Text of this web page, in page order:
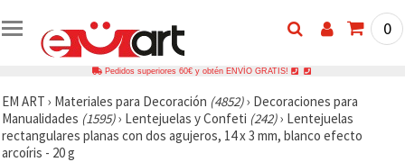
0
Pedidos superiores 60€ y obtén ENVÍO GRATIS!
EM ART › Materiales para Decoración (4852)› Decoraciones para
Manualidades (1595)› Lentejuelas y Confeti (242)› Lentejuelas
rectangulares planas con dos agujeros, 14 x 3 mm, blanco efecto
arcoíris - 20 g